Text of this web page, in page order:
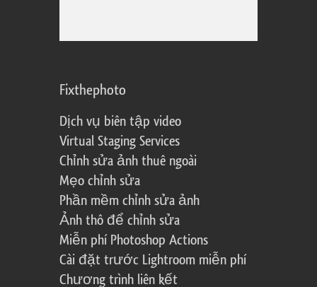
Fixthephoto
Dịch vụ biên tập video
Virtual Staging Services
Chỉnh sửa ảnh thuê ngoài
Mẹo chỉnh sửa
Phần mềm chỉnh sửa ảnh
Ảnh thô để chỉnh sửa
Miễn phí Photoshop Actions
Cài đặt trước Lightroom miễn phí
Chương trình liên kết